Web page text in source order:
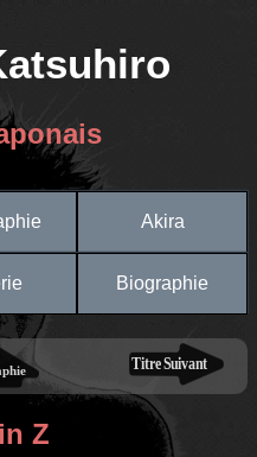
Akira
Biographie
Z